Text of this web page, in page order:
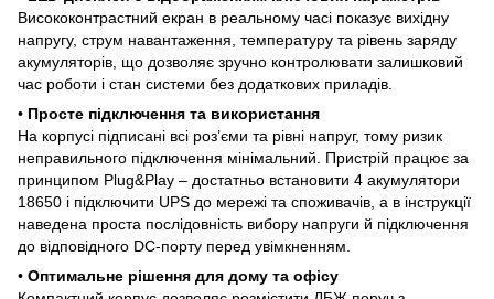
Висококонтрастний екран в реальному часі показує вихідну
напругу, струм навантаження, температуру та рівень заряду
акумуляторів, що дозволяє зручно контролювати залишковий
час роботи і стан системи без додаткових приладів.
• Просте підключення та використання
На корпусі підписані всі роз’єми та рівні напруг, тому ризик
неправильного підключення мінімальний. Пристрій працює за
принципом Plug&Play – достатньо встановити 4 акумулятори
18650 і підключити UPS до мережі та споживачів, а в інструкції
наведена проста послідовність вибору напруги й підключення
до відповідного DC-порту перед увімкненням.
• Оптимальне рішення для дому та офісу